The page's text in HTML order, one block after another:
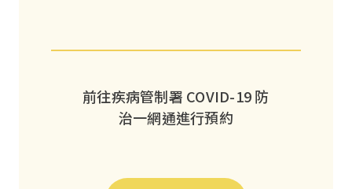
前往疾病管制署 COVID-19 防
治一網通進行預約